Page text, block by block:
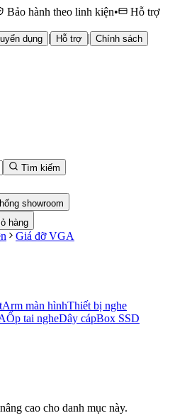
Bảo hành theo linh kiện•
Hỗ trợ
dụng | Hỗ trợ | Chính sách
Tìm kiếm
showroom
hàng
Giá đỡ VGA
Arm màn hìnhThiết bị nghe
Ốp tai ngheDây cápBox SSD
cao cho danh mục này.